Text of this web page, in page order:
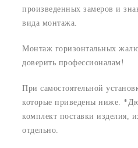
произведенных замеров и
вида монтажа.
Монтаж горизонтальных
доверить профессионалам!
При самостоятельной
которые приведены ниже.
комплект поставки изделия,
отдельно.